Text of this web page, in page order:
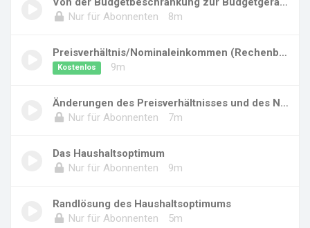
Nur für Abonnenten
8m
Preisverhältnis/Nominaleinkommen (Rechenbeisp...
Kostenlos 9m
Änderungen des Preisverhältnisses und des Nom...
Nur für Abonnenten
7m
Das Haushaltsoptimum
Nur für Abonnenten
9m
Randlösung des Haushaltsoptimums
Nur für Abonnenten
5m